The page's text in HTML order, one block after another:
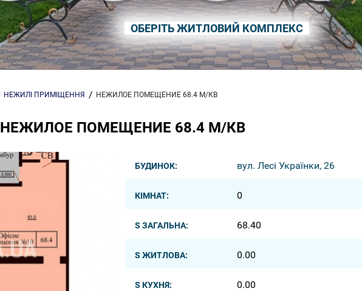
ОБЕРІТЬ ЖИТЛОВИЙ КОМПЛЕКС
НЕЖИЛІ ПРИМІЩЕННЯ НЕЖИЛОЕ ПОМЕЩЕНИЕ 68.4 М/КВ
НЕЖИЛОЕ ПОМЕЩЕНИЕ 68.4 М/КВ
БУДИНОК: вул. Лесі Українки, 26
КІМНАТ: 0
S ЗАГАЛЬНА: 68.40
S ЖИТЛОВА: 0.00
S КУХНЯ: 0.00